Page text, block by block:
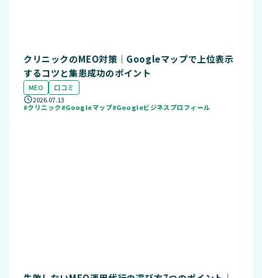
クリニックのMEO対策｜Googleマップで上位表示
するコツと集患成功のポイント
MEO
口コミ
2026.07.13
#クリニック#Googleマップ#Googleビジネスプロフィール